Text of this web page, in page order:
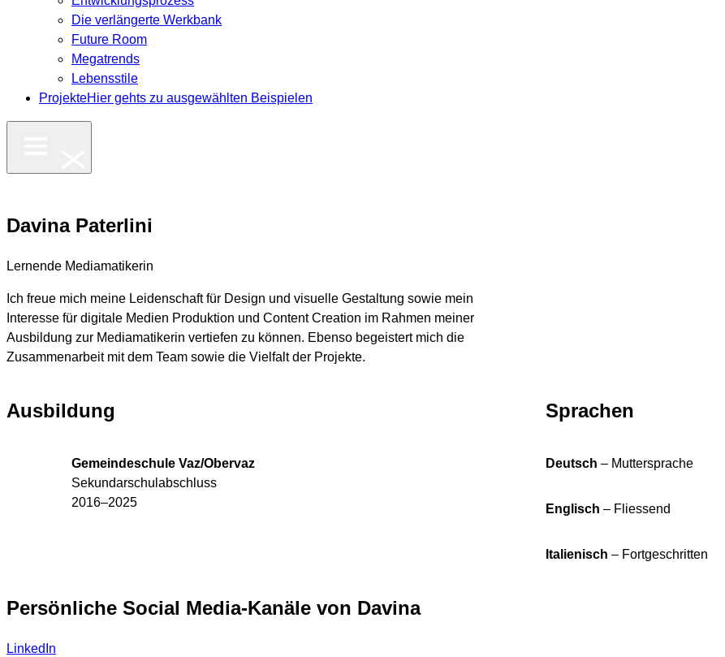
Die verlängerte Werkbank
Future Room
Megatrends
Lebensstile
ProjekteHier gehts zu ausgewählten Beispielen
Davina Paterlini
Lernende Mediamatikerin
Ich freue mich meine Leidenschaft für Design und visuelle Gestaltung sowie mein
Interesse für digitale Medien Produktion und Content Creation im Rahmen meiner
Ausbildung zur Mediamatikerin vertiefen zu können. Ebenso begeistert mich die
Zusammenarbeit mit dem Team sowie die Vielfalt der Projekte.
Ausbildung
Gemeindeschule Vaz/Obervaz
Sekundarschulabschluss
2016–2025
Sprachen
Deutsch – Muttersprache
Englisch – Fliessend
Italienisch – Fortgeschritten
Persönliche Social Media-Kanäle von Davina
LinkedIn